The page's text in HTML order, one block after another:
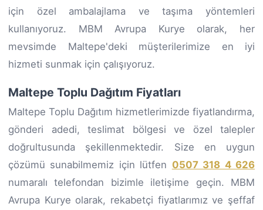
için özel ambalajlama ve taşıma yöntemleri
kullanıyoruz. MBM Avrupa Kurye olarak, her
mevsimde Maltepe'deki müşterilerimize en iyi
hizmeti sunmak için çalışıyoruz.
Maltepe Toplu Dağıtım Fiyatları
Maltepe Toplu Dağıtım hizmetlerimizde fiyatlandırma,
gönderi adedi, teslimat bölgesi ve özel talepler
doğrultusunda şekillenmektedir. Size en uygun
çözümü sunabilmemiz için lütfen 0507 318 4 626
numaralı telefondan bizimle iletişime geçin. MBM
Avrupa Kurye olarak, rekabetçi fiyatlarımız ve şeffaf